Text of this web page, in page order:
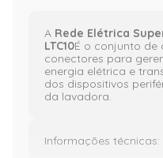
A Rede Elétrica
LTC10É o conjunto de
conectores para
energia elétrica e
dos dispositivos
da lavadora.
Informações técnicas: